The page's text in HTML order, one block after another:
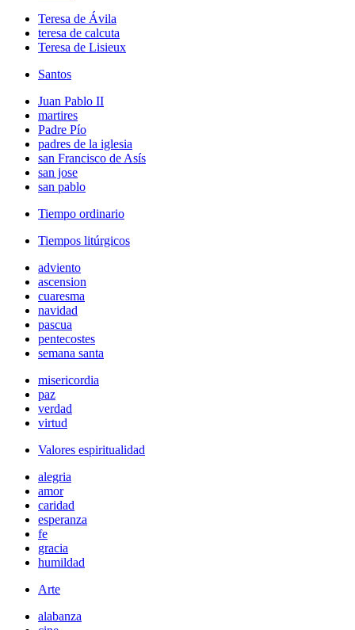
Teresa de Ávila
teresa de calcuta
Teresa de Lisieux
Santos
Juan Pablo II
martires
Padre Pío
padres de la iglesia
san Francisco de Asís
san jose
san pablo
Tiempo ordinario
Tiempos litúrgicos
adviento
ascension
cuaresma
navidad
pascua
pentecostes
semana santa
misericordia
paz
verdad
virtud
Valores espiritualidad
alegria
amor
caridad
esperanza
fe
gracia
humildad
Arte
alabanza